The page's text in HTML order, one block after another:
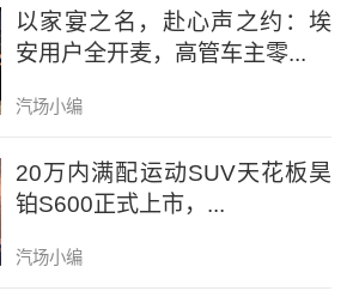
深夜的灯火朦胧是家的底色，
等你；星澜黑是墨玉般的暗
力量。无论你偏爱清新淡雅
都能找到心仪的专属车色，让
好心情。
以家宴之名，赴心声之约：埃
安用户全开麦，高管车主零...
汽场小编
20万内满配运动SUV天花板昊
铂S600正式上市，...
汽场小编